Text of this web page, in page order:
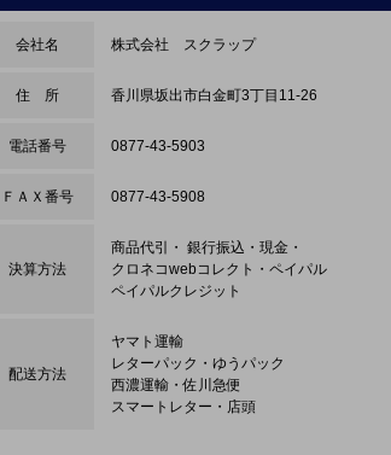
会社名 株式会社 スクラップ
住 所 香川県坂出市白金町3丁目11-26
電話番号 0877-43-5903
ＦＡＸ番号 0877-43-5908
決算方法
商品代引・ 銀行振込・現金・
クロネコwebコレクト・ペイパル
ペイパルクレジット
配送方法
ヤマト運輸
レターパック・ゆうパック
西濃運輸・佐川急便
スマートレター・店頭